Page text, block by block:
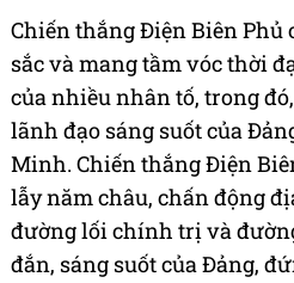
Chiến thắng Điện Biên Phủ
sắc và mang tầm vóc thời
của nhiều nhân tố, trong
lãnh đạo sáng suốt của
Minh. Chiến thắng Điện
lẫy năm châu, chấn động
đường lối chính trị và
đắn, sáng suốt của Đảng,